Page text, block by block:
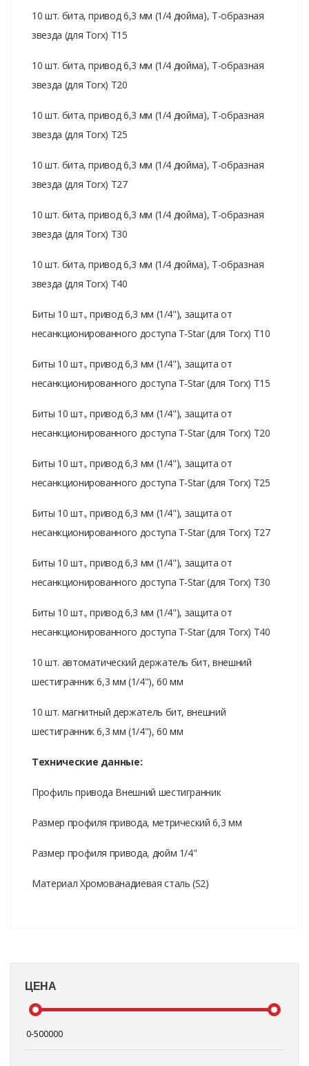
ЦЕНА
10 шт. бита, привод 6,3 мм (1/4 дюйма), T-образная
звезда (для Torx) T15
10 шт. бита, привод 6,3 мм (1/4 дюйма), T-образная
звезда (для Torx) T20
10 шт. бита, привод 6,3 мм (1/4 дюйма), T-образная
звезда (для Torx) T25
10 шт. бита, привод 6,3 мм (1/4 дюйма), T-образная
звезда (для Torx) T27
10 шт. бита, привод 6,3 мм (1/4 дюйма), T-образная
звезда (для Torx) T30
10 шт. бита, привод 6,3 мм (1/4 дюйма), T-образная
звезда (для Torx) T40
Биты 10 шт., привод 6,3 мм (1/4"), защита от
несанкционированного доступа T-Star (для Torx) T10
Биты 10 шт., привод 6,3 мм (1/4"), защита от
несанкционированного доступа T-Star (для Torx) T15
Биты 10 шт., привод 6,3 мм (1/4"), защита от
несанкционированного доступа T-Star (для Torx) T20
Биты 10 шт., привод 6,3 мм (1/4"), защита от
несанкционированного доступа T-Star (для Torx) T25
Биты 10 шт., привод 6,3 мм (1/4"), защита от
несанкционированного доступа T-Star (для Torx) T27
Биты 10 шт., привод 6,3 мм (1/4"), защита от
несанкционированного доступа T-Star (для Torx) T30
Биты 10 шт., привод 6,3 мм (1/4"), защита от
несанкционированного доступа T-Star (для Torx) T40
10 шт. автоматический держатель бит, внешний
шестигранник 6,3 мм (1/4"), 60 мм
10 шт. магнитный держатель бит, внешний
шестигранник 6,3 мм (1/4"), 60 мм
Технические данные:
Профиль привода Внешний шестигранник
Размер профиля привода, метрический 6,3 мм
Размер профиля привода, дюйм 1/4"
Материал Хромованадиевая сталь (S2)